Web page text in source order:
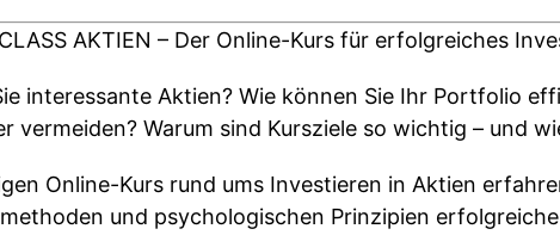
AKTIEN – Der Online-Kurs für erfolgreiches
interessante Aktien? Wie können Sie Ihr Portfolio
vermeiden? Warum sind Kursziele so wichtig – und
Online-Kurs rund ums Investieren in Aktien
und psychologischen Prinzipien